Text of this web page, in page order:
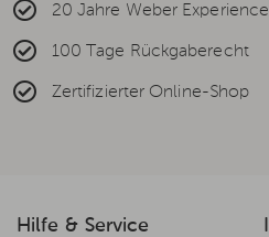
20 Jahre Weber Experience
100 Tage Rückgaberecht
Zertifizierter Online-Shop
Hilfe & Service